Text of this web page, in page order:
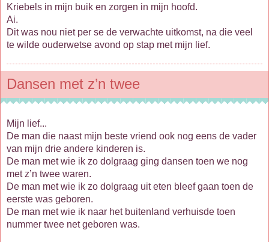
Kriebels in mijn buik en zorgen in mijn hoofd.
Ai.
Dit was nou niet per se de verwachte uitkomst, na die veel
te wilde ouderwetse avond op stap met mijn lief.
Dansen met z’n twee
Mijn lief...
De man die naast mijn beste vriend ook nog eens de vader
van mijn drie andere kinderen is.
De man met wie ik zo dolgraag ging dansen toen we nog
met z’n twee waren.
De man met wie ik zo dolgraag uit eten bleef gaan toen de
eerste was geboren.
De man met wie ik naar het buitenland verhuisde toen
nummer twee net geboren was.